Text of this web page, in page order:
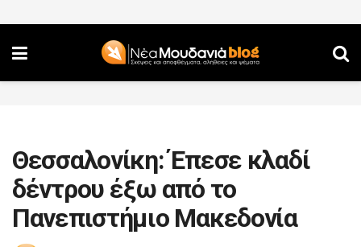
Θεσσαλονίκη: Έπεσε κλαδί
δέντρου έξω από το
Πανεπιστήμιο Μακεδονία